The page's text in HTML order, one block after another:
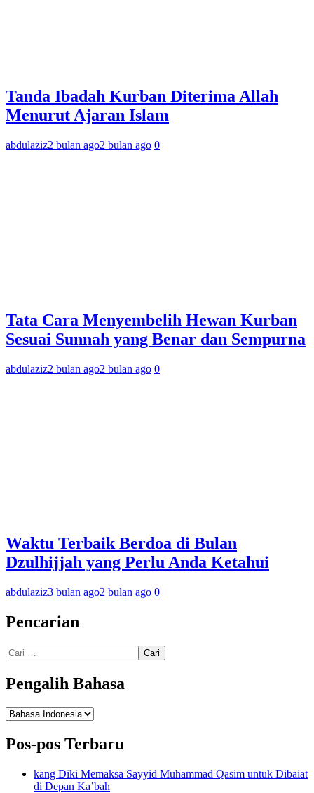
Tanda Ibadah Kurban Diterima Allah
Menurut Ajaran Islam
abdulaziz2 bulan ago2 bulan ago 0
Tata Cara Menyembelih Hewan Kurban
Sesuai Sunnah yang Benar dan Sempurna
abdulaziz2 bulan ago2 bulan ago 0
Waktu Terbaik Berdoa di Bulan
Dzulhijjah yang Perlu Anda Ketahui
abdulaziz3 bulan ago2 bulan ago 0
Pencarian
Cari
untuk:
Pengalih Bahasa
Pengalih
Pos-pos Terbaru
kang Diki Memaksa Sayyid Muhammad Qasim untuk Dibaiat
di Depan Ka’bah